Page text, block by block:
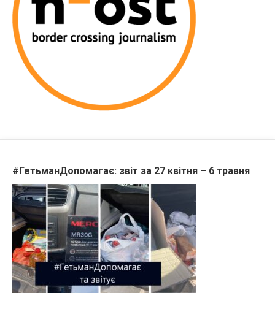
#ГетьманДопомагає: звіт за 27 квітня – 6 травня